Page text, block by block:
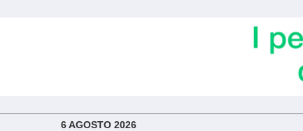
6 AGOSTO 2026